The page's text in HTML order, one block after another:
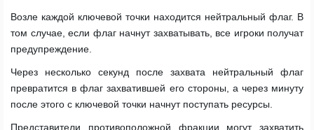
Возле каждой ключевой точки находится нейтральный флаг. В
том случае, если флаг начнут захватывать, все игроки получат
предупреждение.
Через несколько секунд после захвата нейтральный флаг
превратится в флаг захватившей его стороны, а через минуту
после этого с ключевой точки начнут поступать ресурсы.
Представители противоположной фракции могут захватить